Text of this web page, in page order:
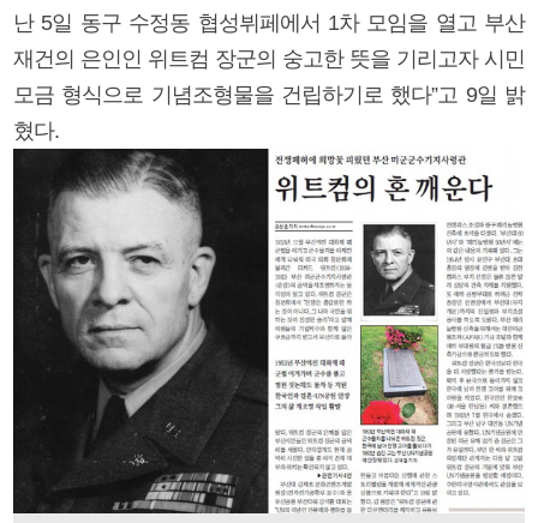
난 5일 동구 수정동 협성뷔페에서 1차 모임을 열고 부산
재건의 은인인 위트컴 장군의 숭고한 뜻을 기리고자 시민
모금 형식으로 기념조형물을 건립하기로 했다”고 9일 밝
혔다.